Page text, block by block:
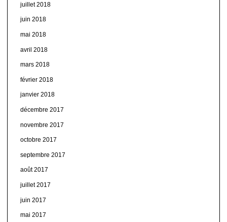
juillet 2018
juin 2018
mai 2018
avril 2018
mars 2018
février 2018
janvier 2018
décembre 2017
novembre 2017
octobre 2017
septembre 2017
août 2017
juillet 2017
juin 2017
mai 2017